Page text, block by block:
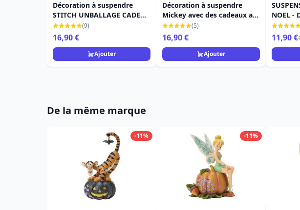
Décoration à suspendre
STITCH UNBALLAGE CADEAU
- DISNEY TRADITIONS
(9)
16,90 €
Ajouter
Décoration à suspendre
Mickey avec des cadeaux au
dos - DISNEY TRADITIONS
(5)
16,90 €
Ajouter
NOEL -
11,90 €
De la même marque
-11% -11%